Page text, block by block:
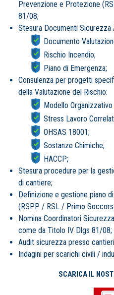
Prevenzione e Protezione
81/08;
Stesura Documenti Sicurezza
Documento
Rischio Incendio;
Piano di Emergenza;
Consulenza per progetti
della Valutazione del Rischio:
Modello
Stress Lavoro
OHSAS 18001;
Sostanze Chimiche;
HACCP;
Stesura procedure per la
di cantiere;
Definizione e gestione piano
(RSPP / RSL / Primo
Nomina Coordinatori
come da Titolo IV Dlgs 81/08;
Audit sicurezza presso
Indagini per scarichi civili /
SCARICA IL